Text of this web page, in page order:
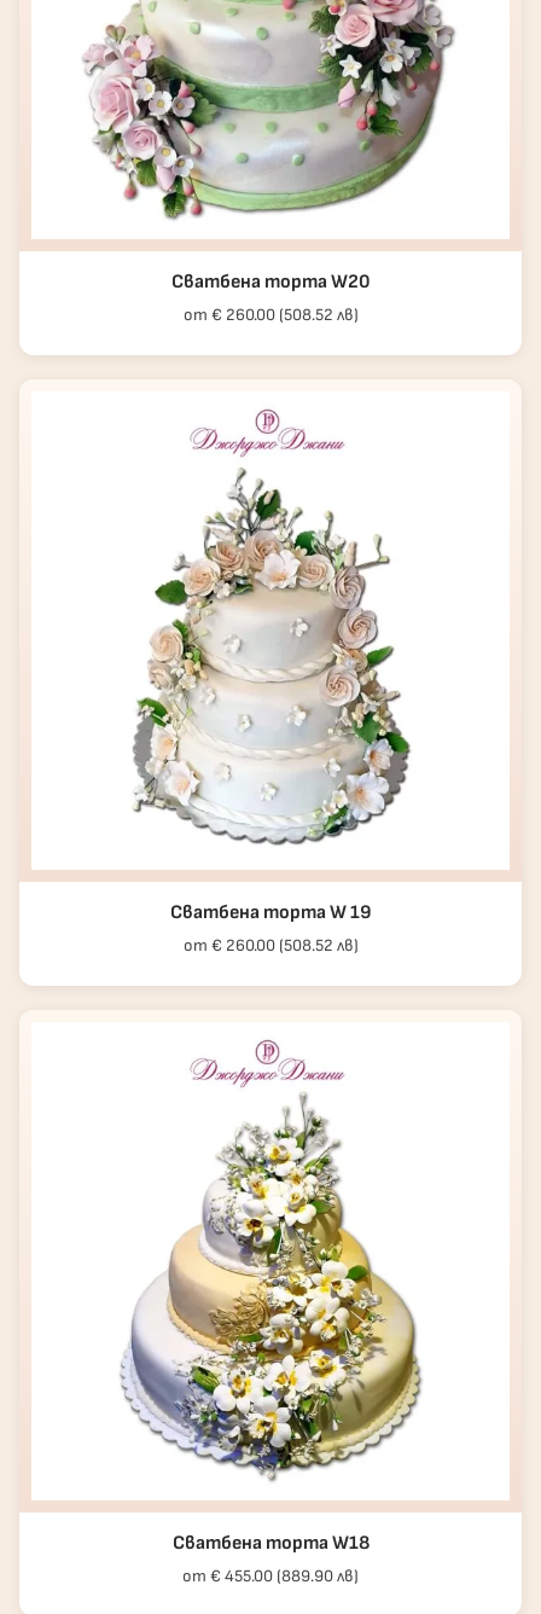
Сватбена торта W20
от € 260.00 (508.52 лв)
Сватбена торта W 19
от € 260.00 (508.52 лв)
Сватбена торта W18
от € 455.00 (889.90 лв)